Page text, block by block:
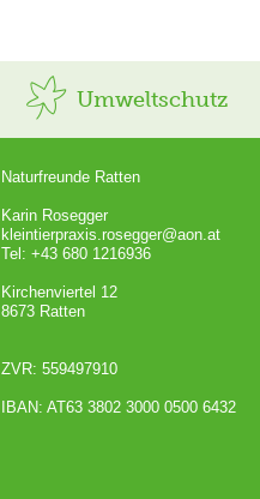
Umweltschutz
Naturfreunde Ratten
Karin Rosegger
kleintierpraxis.rosegger@aon.at
Tel: +43 680 1216936
Kirchenviertel 12
8673 Ratten
ZVR: 559497910
IBAN: AT63 3802 3000 0500 6432